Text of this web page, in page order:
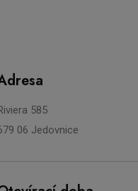
585
06 Jedovnice